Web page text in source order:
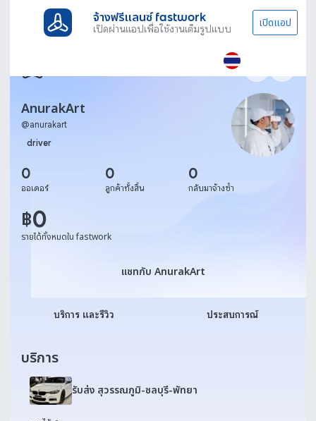
จ้างฟรีแลนซ์ fastwork
เปิดผ่านแอปเพื่อใช้งานเต็มรูปแบบ เปิดแอป
AnurakArt
@anurakart
driver
0
ออเดอร์
0
ลูกค้าทั้งสิ้น
0
กลับมาจ้างซ้ำ
฿0
รายได้ทั้งหมดใน fastwork
แชทกับ AnurakArt
แชทกับ AnurakArt
บริการ และรีวิว ประสบการณ์
บริการ
รับส่ง สุวรรณภูมิ-ชลบุรี-พัทยา